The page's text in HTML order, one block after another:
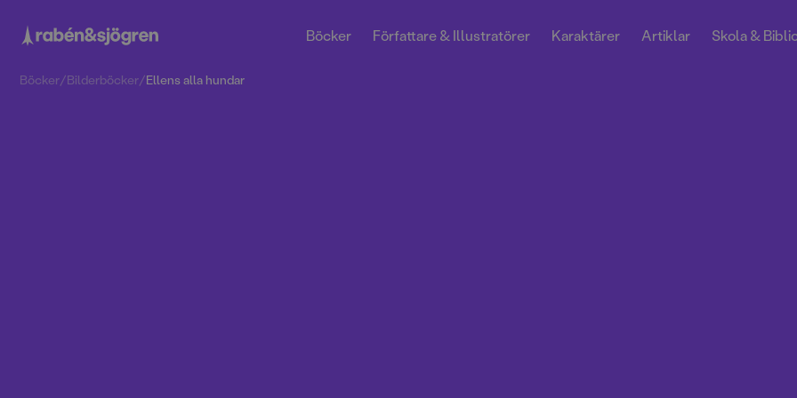
Böcker Författare & Illustratörer Karaktärer Artiklar Skola &
Böcker/Bilderböcker/Ellens alla hundar